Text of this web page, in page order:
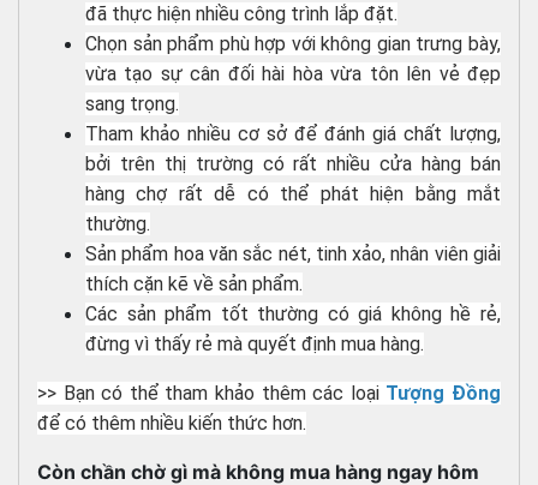
đã thực hiện nhiều công trình lắp đặt.
Chọn sản phẩm phù hợp với không gian trưng bày,
vừa tạo sự cân đối hài hòa vừa tôn lên vẻ đẹp
sang trọng.
Tham khảo nhiều cơ sở để đánh giá chất lượng,
bởi trên thị trường có rất nhiều cửa hàng bán
hàng chợ rất dễ có thể phát hiện bằng mắt
thường.
Sản phẩm hoa văn sắc nét, tinh xảo, nhân viên giải
thích cặn kẽ về sản phẩm.
Các sản phẩm tốt thường có giá không hề rẻ,
đừng vì thấy rẻ mà quyết định mua hàng.
>> Bạn có thể tham khảo thêm các loại Tượng Đồng
để có thêm nhiều kiến thức hơn.
Còn chần chờ gì mà không mua hàng ngay hôm